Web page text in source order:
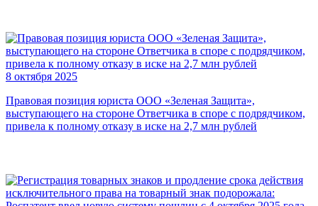
8 октября 2025
Правовая позиция юриста ООО «Зеленая Защита»,
выступающего на стороне Ответчика в споре с подрядчиком,
привела к полному отказу в иске на 2,7 млн рублей